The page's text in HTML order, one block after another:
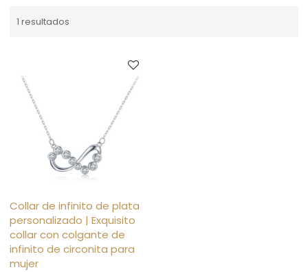
1 resultados
Collar de infinito de plata
personalizado | Exquisito
collar con colgante de
infinito de circonita para
mujer